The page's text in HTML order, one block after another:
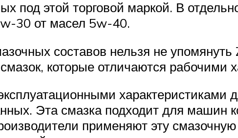
под этой торговой маркой. В
30 от масел 5w-40.
составов нельзя не
которые отличаются рабочими
Эта смазка подходит для машин
применяют эту